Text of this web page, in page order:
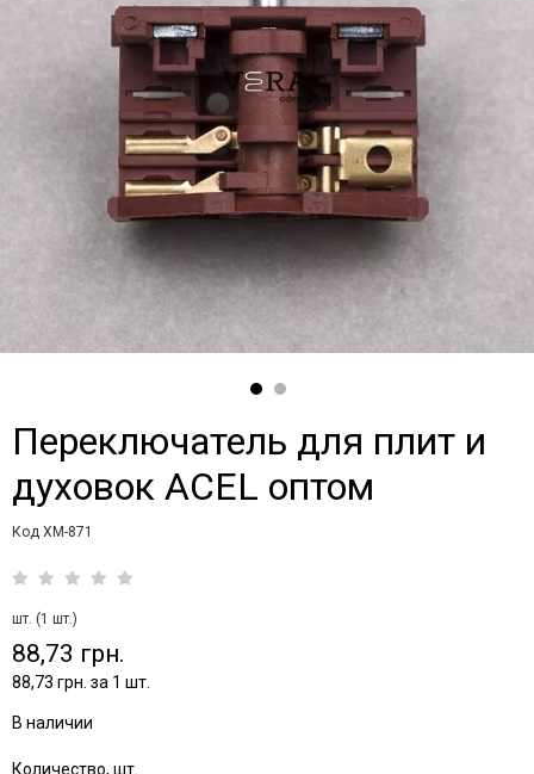
Переключатель для плит и
духовок ACEL оптом
Код XM-871
шт. (1 шт.)
88,73 грн.
88,73 грн. за 1 шт.
В наличии
Количество, шт.